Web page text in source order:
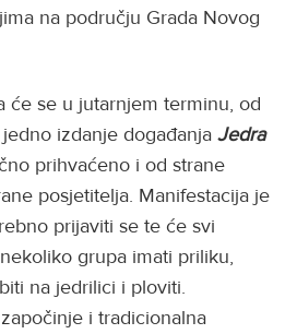
na području Grada Novog
će se u jutarnjem terminu, od
izdanje događanja Jedra
prihvaćeno i od strane
posjetitelja. Manifestacija je
prijaviti se te će svi
grupa imati priliku,
na jedrilici i ploviti.
i tradicionalna